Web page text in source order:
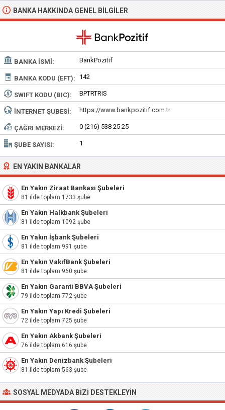
BANKA HAKKINDA GENEL BILGILER
BANKA İSMI: BankPozitif
BANKA KODU (EFT): 142
SWIFT KODU (BIC): BPTRTRIS
İNTERNET ŞUBESI: https://www.bankpozitif.com.tr
ÇAĞRI MERKEZI: 0 (216) 538 25 25
ŞUBE SAYISI: 1
EN YAKIN BANKALAR
En Yakın Ziraat Bankası Şubeleri
81 ilde toplam 1733 şube
En Yakın Halkbank Şubeleri
81 ilde toplam 1092 şube
En Yakın İşbank Şubeleri
81 ilde toplam 991 şube
En Yakın VakıfBank Şubeleri
81 ilde toplam 960 şube
En Yakın Garanti BBVA Şubeleri
79 ilde toplam 772 şube
En Yakın Yapı Kredi Şubeleri
72 ilde toplam 725 şube
En Yakın Akbank Şubeleri
76 ilde toplam 616 şube
En Yakın Denizbank Şubeleri
81 ilde toplam 563 şube
SOSYAL MEDYADA BIZI DESTEKLEYIN